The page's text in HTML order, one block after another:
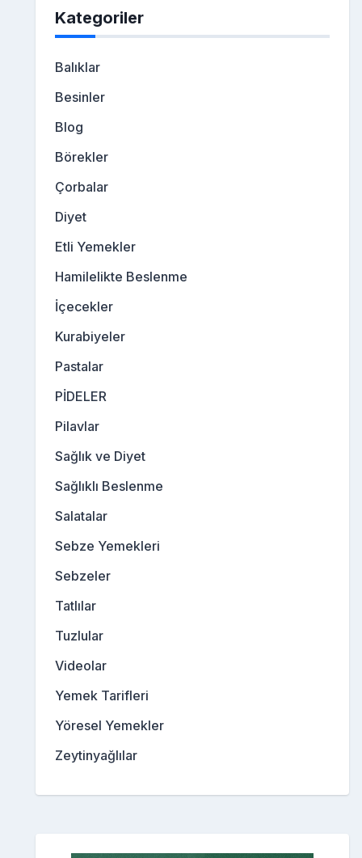
Kategoriler
Balıklar
Besinler
Blog
Börekler
Çorbalar
Diyet
Etli Yemekler
Hamilelikte Beslenme
İçecekler
Kurabiyeler
Pastalar
PİDELER
Pilavlar
Sağlık ve Diyet
Sağlıklı Beslenme
Salatalar
Sebze Yemekleri
Sebzeler
Tatlılar
Tuzlular
Videolar
Yemek Tarifleri
Yöresel Yemekler
Zeytinyağlılar